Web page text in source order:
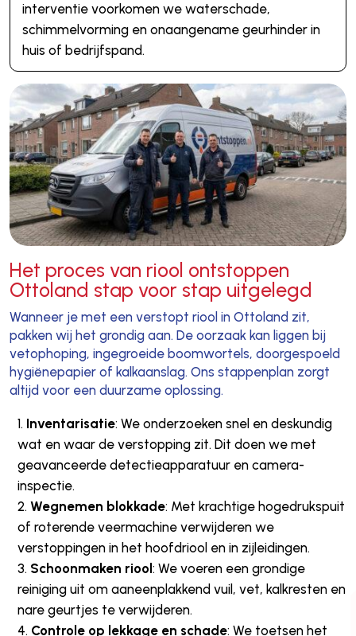
interventie voorkomen we waterschade,
schimmelvorming en onaangename geurhinder in
huis of bedrijfspand.
Het proces van riool ontstoppen
Ottoland stap voor stap uitgelegd
Wanneer je met een verstopt riool in Ottoland zit,
pakken wij het grondig aan. De oorzaak kan liggen bij
vetophoping, ingegroeide boomwortels, doorgespoeld
hygiënepapier of kalkaanslag. Ons stappenplan zorgt
altijd voor een duurzame oplossing.
Inventarisatie: We onderzoeken snel en deskundig
wat en waar de verstopping zit. Dit doen we met
geavanceerde detectieapparatuur en camera-
inspectie.
Wegnemen blokkade: Met krachtige hogedrukspuit
of roterende veermachine verwijderen we
verstoppingen in het hoofdriool en in zijleidingen.
Schoonmaken riool: We voeren een grondige
reiniging uit om aaneenplakkend vuil, vet, kalkresten en
nare geurtjes te verwijderen.
Controle op lekkage en schade: We toetsen het